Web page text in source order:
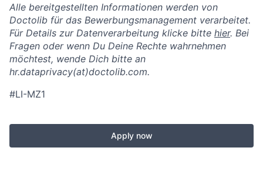
Alle bereitgestellten Informationen werden von
Doctolib für das Bewerbungsmanagement verarbeitet.
Für Details zur Datenverarbeitung klicke bitte hier. Bei
Fragen oder wenn Du Deine Rechte wahrnehmen
möchtest, wende Dich bitte an
hr.dataprivacy(at)doctolib.com.
#LI-MZ1
Apply now